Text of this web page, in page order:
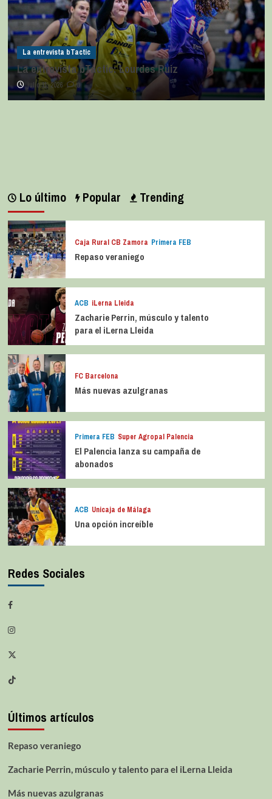
La entrevista bTactic
La entrevista bTactic: Lourdes Ruiz
julio 11, 2026 0
Lo último Popular Trending
Caja Rural CB Zamora Primera FEB
Repaso veraniego
ACB iLerna Lleida
Zacharie Perrin, músculo y talento
para el iLerna Lleida
FC Barcelona
Más nuevas azulgranas
Primera FEB Super Agropal Palencia
El Palencia lanza su campaña de
abonados
ACB Unicaja de Málaga
Una opción increíble
Redes Sociales
Últimos artículos
Repaso veraniego
Zacharie Perrin, músculo y talento para el iLerna Lleida
Más nuevas azulgranas